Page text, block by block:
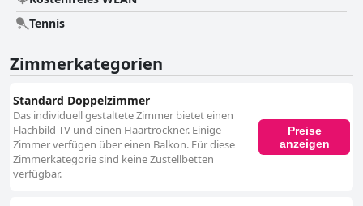
Tennis
Zimmerkategorien
Standard Doppelzimmer
Das individuell gestaltete Zimmer bietet einen
Flachbild-TV und einen Haartrockner. Einige
Zimmer verfügen über einen Balkon. Für diese
Zimmerkategorie sind keine Zustellbetten
verfügbar.
Preise
anzeigen